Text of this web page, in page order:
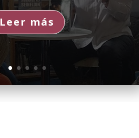
Leer más